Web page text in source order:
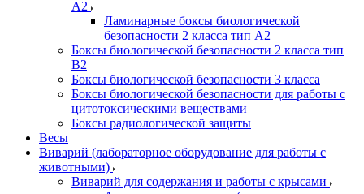
A2
Ламинарные боксы биологической
безопасности 2 класса тип A2
Боксы биологической безопасности 2 класса тип
B2
Боксы биологической безопасности 3 класса
Боксы биологической безопасности для работы с
цитотоксическими веществами
Боксы радиологической защиты
Весы
Виварий (лабораторное оборудование для работы с
животными)
Виварий для содержания и работы с крысами